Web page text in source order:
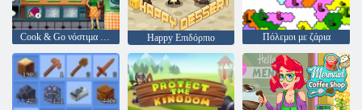
Cook & Go νόστιμα της Emily Happy Επιδόρπιο Πόλεμοι με ζάρια